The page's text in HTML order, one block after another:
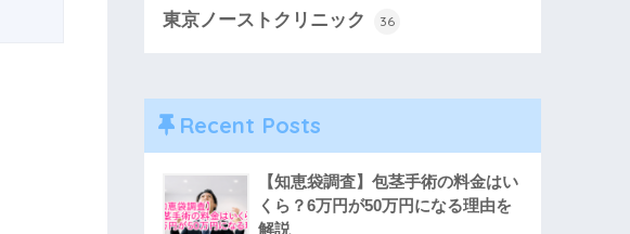
東京ノーストクリニック 36
Recent Posts
【知恵袋調査】包茎手術の料金はい
くら？6万円が50万円になる理由を
解説